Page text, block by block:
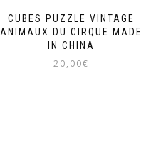
CUBES PUZZLE VINTAGE
ANIMAUX DU CIRQUE MADE
IN CHINA
20,00€